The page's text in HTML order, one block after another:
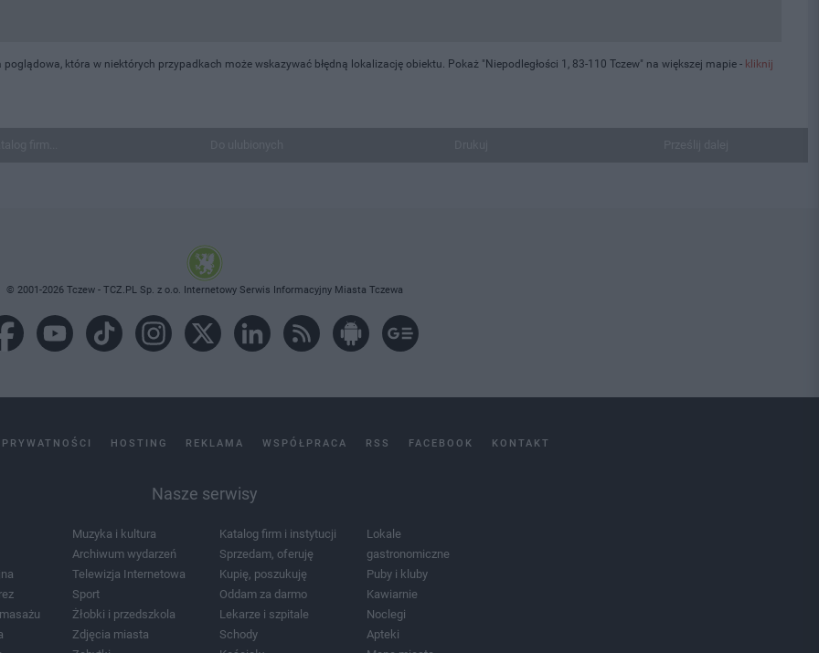
poglądowa, która w niektórych przypadkach może wskazywać błędną lokalizację obiektu. Pokaż "Niepodległości 1, 83-110 Tczew" na większej mapie - kliknij
© 2001-2026 Tczew - TCZ.PL Sp. z o.o. Internetowy Serwis Informacyjny Miasta Tczewa
HOSTING REKLAMA WSPÓŁPRACA RSS FACEBOOK KONTAKT
Nasze serwisy
Muzyka i kultura
Archiwum wydarzeń
Telewizja Internetowa
Sport
Żłobki i przedszkola
Zdjęcia miasta
Katalog firm i instytucji
Sprzedam, oferuję
Kupię, poszukuję
Oddam za darmo
Lekarze i szpitale
Schody
Lokale
gastronomiczne
Puby i kluby
Kawiarnie
Noclegi
Apteki